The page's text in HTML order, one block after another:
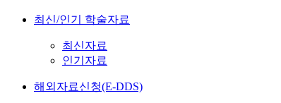
최신/인기 학술자료
최신자료
인기자료
해외자료신청(E-DDS)